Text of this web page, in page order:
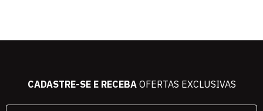
CADASTRE-SE E RECEBAOFERTAS EXCLUSIVAS